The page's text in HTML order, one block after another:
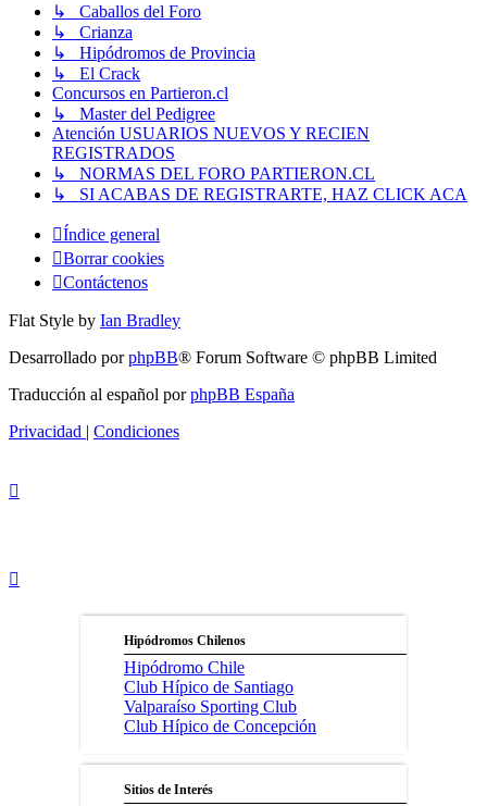
↳ Caballos del Foro
↳ Crianza
↳ Hipódromos de Provincia
↳ El Crack
Concursos en Partieron.cl
↳ Master del Pedigree
Atención USUARIOS NUEVOS Y RECIEN
REGISTRADOS
↳ NORMAS DEL FORO PARTIERON.CL
↳ SI ACABAS DE REGISTRARTE, HAZ CLICK ACA
Índice general
Borrar cookies
Contáctenos
Flat Style by Ian Bradley
Desarrollado porphpBB® Forum Software © phpBB Limited
Traducción al español porphpBB España
Privacidad | Condiciones
Hipódromos Chilenos
Hipódromo Chile
Club Hípico de Santiago
Valparaíso Sporting Club
Club Hípico de Concepción
Sitios de Interés